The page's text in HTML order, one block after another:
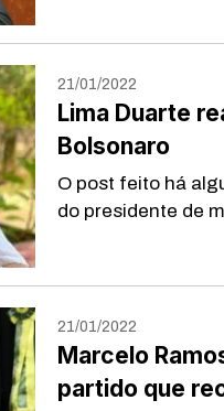
21/01/2022
Lima Duarte
Bolsonaro
O post feito há
do presidente de
21/01/2022
Marcelo
partido que